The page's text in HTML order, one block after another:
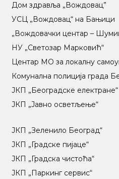
Дом здравља „Вождовац”
УСЦ „Вождовац“ на Бањици
„Вождовачки центар –
НУ „Светозар Марковић“
Центар МO за локалну
Комунална полиција града
ЈКП „Београдске електране“
ЈКП „Јавно осветљење“
ЈКП „Зеленило Београд“
ЈКП „Градске пијаце“
ЈКП „Градска чистоћа“
ЈКП „Паркинг сервис“